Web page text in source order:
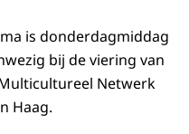
is donderdagmiddag
bij de viering van
Netwerk
Haag.